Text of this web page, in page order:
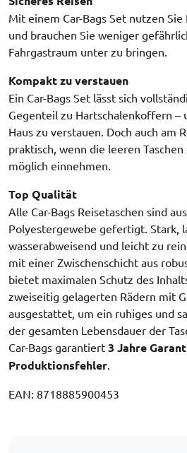
Mit einem Car-Bags Set nutzen
und brauchen Sie weniger
Fahrgastraum unter zu bringen.
Kompakt zu verstauen
Ein Car-Bags Set lässt sich
Gegenteil zu Hartschalenkoffern –
Haus zu verstauen. Doch auch am
praktisch, wenn die leeren
möglich einnehmen.
Top Qualität
Alle Car-Bags Reisetaschen sind
Polyestergewebe gefertigt. Stark,
wasserabweisend und leicht zu
mit einer Zwischenschicht aus
bietet maximalen Schutz des
zweiseitig gelagerten Rädern mit
ausgestattet, um ein ruhiges und
der gesamten Lebensdauer der
Car-Bags garantiert 3 Jahre
Produktionsfehler
EAN: 8718885900453